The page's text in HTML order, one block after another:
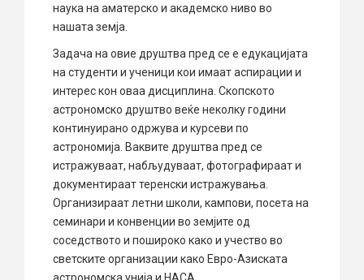
наука на аматерско и академско ниво во
нашата земја.
Задача на овие друштва пред се е едукацијата
на студенти и ученици кои имаат аспирации и
интерес кон оваа дисциплина. Скопското
астрономско друштво веќе неколку години
континуирано одржува и курсеви по
астрономија. Ваквите друштва пред се
истражуваат, набљудуваат, фотографираат и
документираат теренски истражувања.
Организираат летни школи, кампови, посета на
семинари и конвенции во земјите од
соседството и пошироко како и учество во
светските организации како Евро-Азиската
астрономска унија и НАСА.